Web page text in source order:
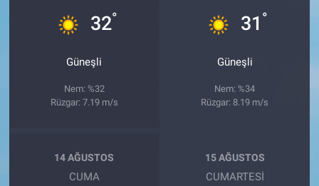
32°
Güneşli
Nem: %32
Rüzgar: 7.19 m/s
31 °
Güneşli
Nem: %34
Rüzgar: 8.19 m/s
14 AĞUSTOS
CUMA
15 AĞUSTOS
CUMARTESI